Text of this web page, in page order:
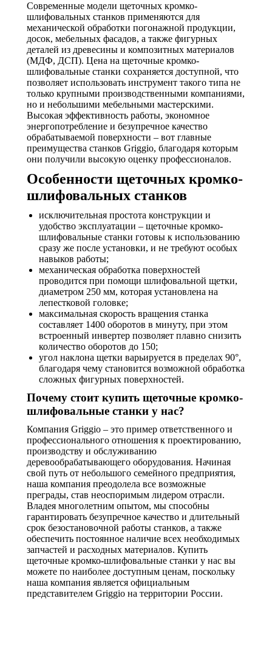
Современные модели щеточных кромко-
шлифовальных станков применяются для
механической обработки погонажной продукции,
досок, мебельных фасадов, а также фигурных
деталей из древесины и композитных материалов
(МДФ, ДСП). Цена на щеточные кромко-
шлифовальные станки сохраняется доступной, что
позволяет использовать инструмент такого типа не
только крупными производственными компаниями,
но и небольшими мебельными мастерскими.
Высокая эффективность работы, экономное
энергопотребление и безупречное качество
обрабатываемой поверхности – вот главные
преимущества станков Griggio, благодаря которым
они получили высокую оценку профессионалов.
Особенности щеточных кромко-
шлифовальных станков
исключительная простота конструкции и
удобство эксплуатации – щеточные кромко-
шлифовальные станки готовы к использованию
сразу же после установки, и не требуют особых
навыков работы;
механическая обработка поверхностей
проводится при помощи шлифовальной щетки,
диаметром 250 мм, которая установлена на
лепестковой головке;
максимальная скорость вращения станка
составляет 1400 оборотов в минуту, при этом
встроенный инвертер позволяет плавно снизить
количество оборотов до 150;
угол наклона щетки варьируется в пределах 90°,
благодаря чему становится возможной обработка
сложных фигурных поверхностей.
Почему стоит купить щеточные кромко-
шлифовальные станки у нас?
Компания Griggio – это пример ответственного и
профессионального отношения к проектированию,
производству и обслуживанию
деревообрабатывающего оборудования. Начиная
свой путь от небольшого семейного предприятия,
наша компания преодолела все возможные
преграды, став неоспоримым лидером отрасли.
Владея многолетним опытом, мы способны
гарантировать безупречное качество и длительный
срок безостановочной работы станков, а также
обеспечить постоянное наличие всех необходимых
запчастей и расходных материалов. Купить
щеточные кромко-шлифовальные станки у нас вы
можете по наиболее доступным ценам, поскольку
наша компания является официальным
представителем Griggio на территории России.